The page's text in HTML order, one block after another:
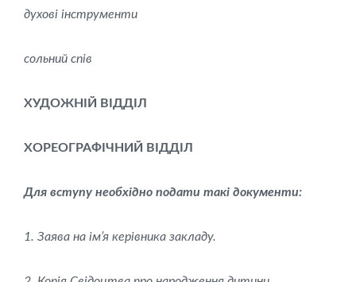
духові інструменти
сольний спів
ХУДОЖНІЙ ВІДДІЛ
ХОРЕОГРАФІЧНИЙ ВІДДІЛ
Для вступу необхідно подати такі документи:
1. Заява на ім’я керівника закладу.